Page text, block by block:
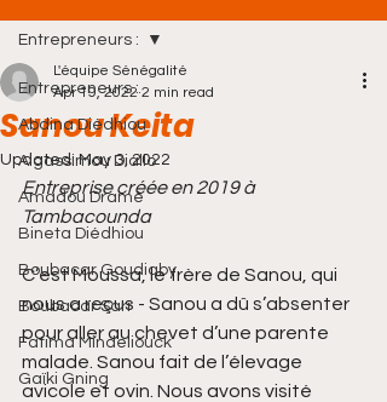
Entrepreneurs :
Abdina Diédhiou
Algassimou Diallo
Amadou Dramé
Bineta Diédhiou
Boubacar Goudiaby
Boubacar Sarr
Fatima Mindeliouck
Gaïki Gning
Entrepreneurs :
Sanou Keita
L'équipe Sénégalité
Apr 19, 2022 2 min read
Updated:May 3, 2022
Entreprise créée en 2019 à
Tambacounda
C’est Moussa, le frère de Sanou, qui
nous a reçus - Sanou a dû s’absenter
pour aller au chevet d’une parente
malade. Sanou fait de l’élevage
avicole et ovin. Nous avons visité